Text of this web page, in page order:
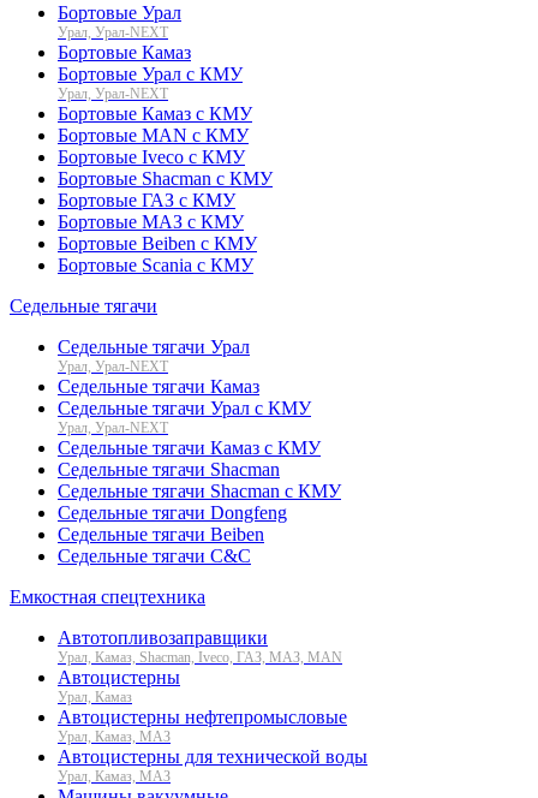
Бортовые Урал
Урал, Урал-NEXT
Бортовые Камаз
Бортовые Урал с КМУ
Урал, Урал-NEXT
Бортовые Камаз с КМУ
Бортовые MAN с КМУ
Бортовые Iveco с КМУ
Бортовые Shacman с КМУ
Бортовые ГАЗ с КМУ
Бортовые МАЗ с КМУ
Бортовые Beiben с КМУ
Бортовые Scania с КМУ
Седельные тягачи
Седельные тягачи Урал
Урал, Урал-NEXT
Седельные тягачи Камаз
Седельные тягачи Урал с КМУ
Урал, Урал-NEXT
Седельные тягачи Камаз с КМУ
Седельные тягачи Shacman
Седельные тягачи Shacman с КМУ
Седельные тягачи Dongfeng
Седельные тягачи Beiben
Седельные тягачи C&C
Емкостная спецтехника
Автотопливозаправщики
Урал, Камаз, Shacman, Iveco, ГАЗ, МАЗ, MAN
Автоцистерны
Урал, Камаз
Автоцистерны нефтепромысловые
Урал, Камаз, МАЗ
Автоцистерны для технической воды
Урал, Камаз, МАЗ